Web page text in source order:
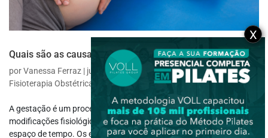
Quais são as causas das dores musculoesqueléticas?
porVanessa Ferraz | jul 14, 2023|Fisioterapia Específica,
Fisioterapia Obstétrica
A gestação é um processo complexo que envolve grandes
modificações fisiológicas, biomecânicas e hormonais em um curto
espaço de tempo. Os eventos que participam deste processo,
X